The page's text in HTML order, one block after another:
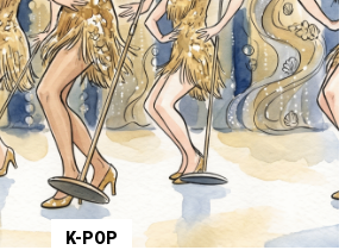
K-POP